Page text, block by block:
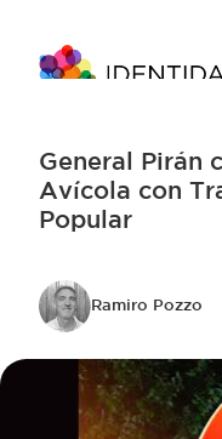
General Pirán
Avícola con
Popular
Ramiro Pozzo